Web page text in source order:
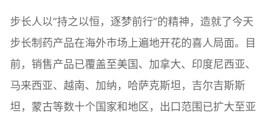
步长人以“持之以恒，逐梦前行”的精神，造就了今天
步长制药产品在海外市场上遍地开花的喜人局面。目
前，销售产品已覆盖至美国、加拿大、印度尼西亚、
马来西亚、越南、加纳，哈萨克斯坦，吉尔吉斯斯
坦，蒙古等数十个国家和地区，出口范围已扩大至亚